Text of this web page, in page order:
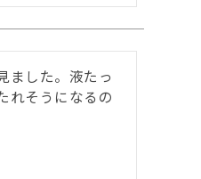
ました。液たっ
れそうになるの